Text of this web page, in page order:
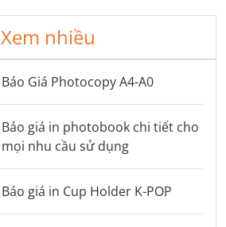
Xem nhiều
Báo Giá Photocopy A4-A0
Báo giá in photobook chi tiết cho
mọi nhu cầu sử dụng
Báo giá in Cup Holder K-POP